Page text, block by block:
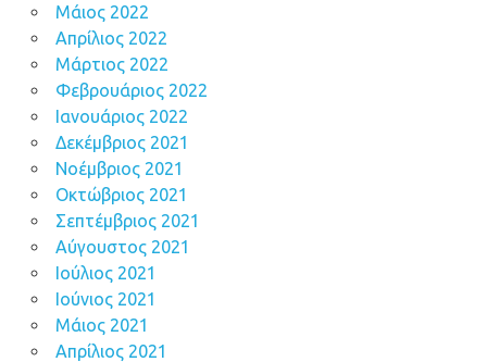
Μάιος 2022
Απρίλιος 2022
Μάρτιος 2022
Φεβρουάριος 2022
Ιανουάριος 2022
Δεκέμβριος 2021
Νοέμβριος 2021
Οκτώβριος 2021
Σεπτέμβριος 2021
Αύγουστος 2021
Ιούλιος 2021
Ιούνιος 2021
Μάιος 2021
Απρίλιος 2021